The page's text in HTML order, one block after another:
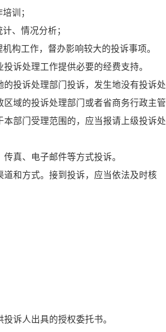
训；
、情况分析；
构工作，督办影响较大的投诉事项。
诉处理工作提供必要的经费支持。
投诉处理部门投诉，发生地没有投诉处
域的投诉处理部门或者省商务行政主管
部门受理范围的，应当报请上级投诉处
真、电子邮件等方式投诉。
和方式。接到投诉，应当依法及时核
诉人出具的授权委托书。